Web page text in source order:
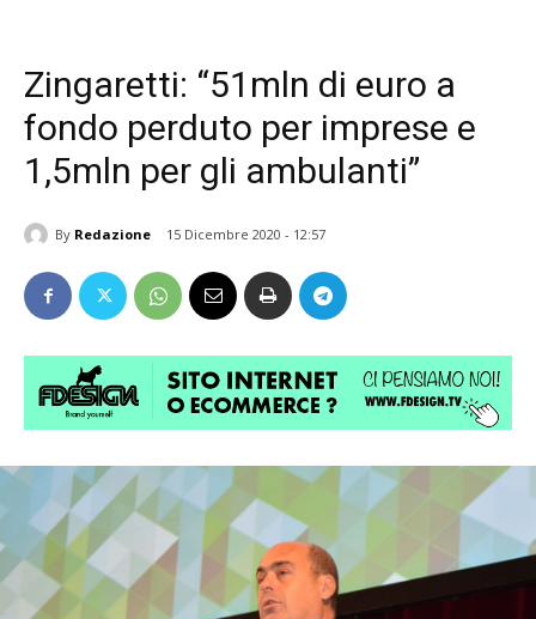
Zingaretti: “51mln di euro a
fondo perduto per imprese e
1,5mln per gli ambulanti”
By Redazione 15 Dicembre 2020 - 12:57